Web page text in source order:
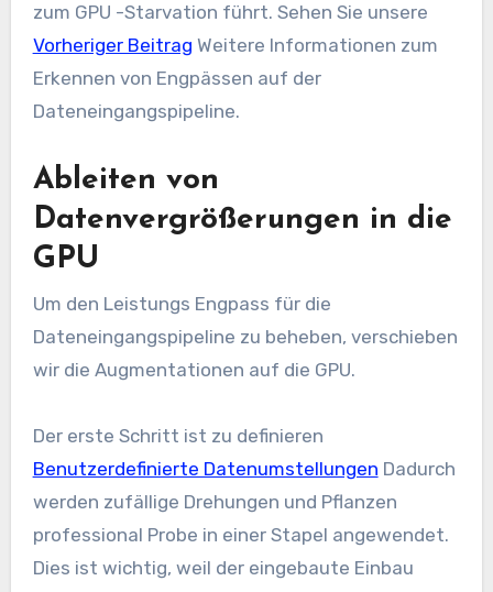
zum GPU -Starvation führt. Sehen Sie unsere
Vorheriger Beitrag Weitere Informationen zum
Erkennen von Engpässen auf der
Dateneingangspipeline.
Ableiten von
Datenvergrößerungen in die
GPU
Um den Leistungs Engpass für die
Dateneingangspipeline zu beheben, verschieben
wir die Augmentationen auf die GPU.
Der erste Schritt ist zu definieren
Benutzerdefinierte Datenumstellungen Dadurch
werden zufällige Drehungen und Pflanzen
professional Probe in einer Stapel angewendet.
Dies ist wichtig, weil der eingebaute Einbau